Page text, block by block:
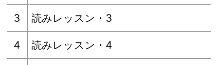
3 読みレッスン・3
4 読みレッスン・4